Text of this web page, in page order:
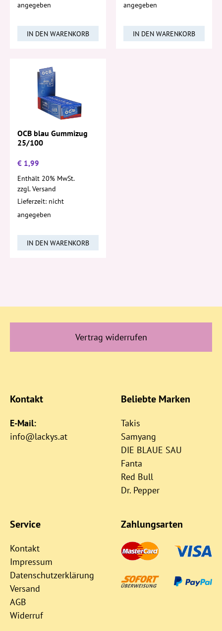
angegeben
IN DEN WARENKORB
angegeben
IN DEN WARENKORB
OCB blau Gummizug
25/100
€ 1,99
Enthält 20% MwSt.
zzgl.Versand
Lieferzeit: nicht
angegeben
IN DEN WARENKORB
Vertrag widerrufen
Kontakt
E-Mail:
info@lackys.at
Beliebte Marken
Takis
Samyang
DIE BLAUE SAU
Fanta
Red Bull
Dr. Pepper
Service
Kontakt
Impressum
Datenschutzerklärung
Versand
AGB
Widerruf
Zahlungsarten